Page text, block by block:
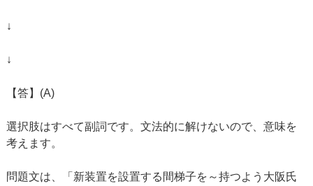
↓
↓
【答】(A)
選択肢はすべて副詞です。文法的に解けないので、意味を
考えます。
問題文は、「新装置を設置する間梯子を～持つよう大阪氏